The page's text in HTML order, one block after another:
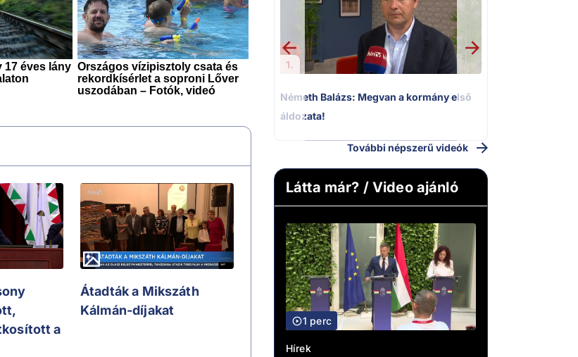
a
Átadták a Mikszáth
Kálmán-díjakat
1.
Németh Balázs: Megvan a kormány első
áldozata!
További népszerű videók
Látta már? / Video ajánló
1 perc
Hírek